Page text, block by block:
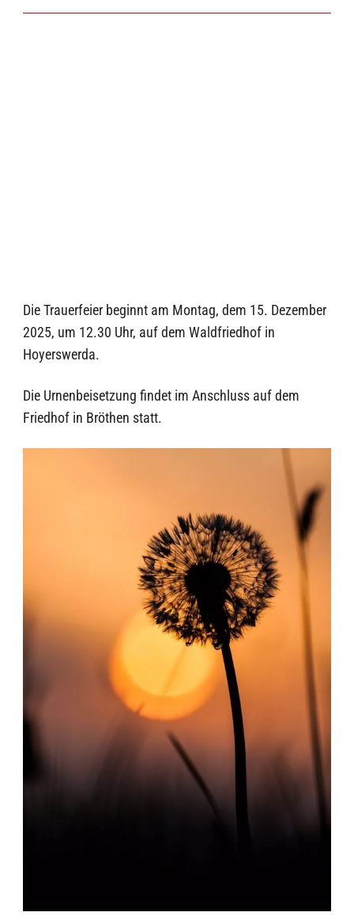
Die Trauerfeier beginnt am Montag, dem 15. Dezember
2025, um 12.30 Uhr, auf dem Waldfriedhof in
Hoyerswerda.
Die Urnenbeisetzung findet im Anschluss auf dem
Friedhof in Bröthen statt.